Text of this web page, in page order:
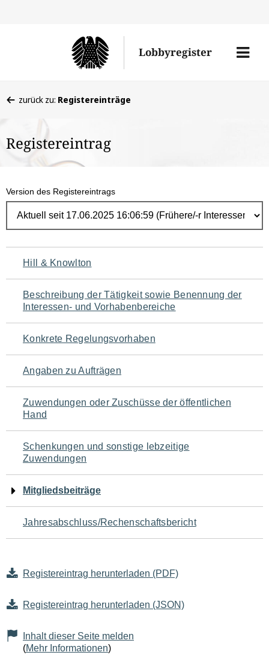
Lobbyregister
Menü
befinden
hier:
zurück zu: Registereinträge
Registereintrag
Version des Registereintrags
Navigation
für
den
Seiteninhalt
Hill & Knowlton
Beschreibung der Tätigkeit sowie Benennung der
Interessen- und Vorhabenbereiche
Konkrete Regelungsvorhaben
Angaben zu Aufträgen
Zuwendungen oder Zuschüsse der öffentlichen
Hand
Schenkungen und sonstige lebzeitige
Zuwendungen
Mitgliedsbeiträge
Jahresabschluss/Rechenschaftsbericht
Registereintrag herunterladen (PDF)
Registereintrag herunterladen (JSON)
Inhalt dieser Seite melden
(Mehr Informationen)